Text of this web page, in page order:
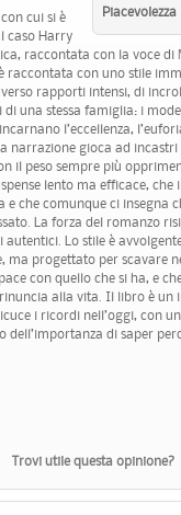
Piacevolezza
cui si è
caso Harry
raccontata con la voce di
con uno stile
rapporti intensi, di
una stessa famiglia: i
l’eccellenza,
narrazione gioca ad incastri
il peso sempre più
lento ma efficace,
che comunque ci insegna
La forza del romanzo
Lo stile è
progettato per scavare
con quello che si ha, e
alla vita. Il libro è un
i ricordi nell’oggi, con
dell’importanza di saper
Trovi utile questa opinione?